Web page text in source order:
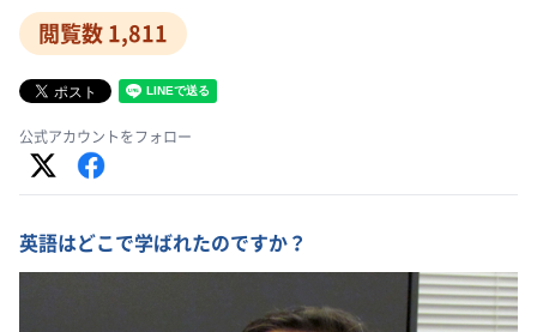
閲覧数 1,811
公式アカウントをフォロー
英語はどこで学ばれたのですか？